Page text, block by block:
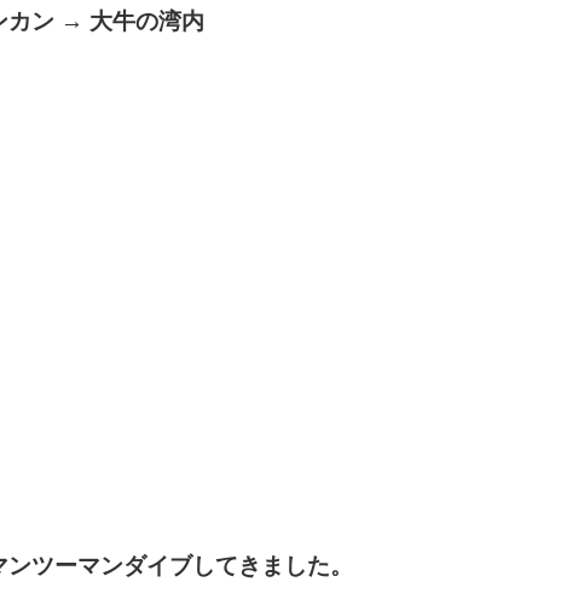
カン → 大牛の湾内
ツーマンダイブしてきました。